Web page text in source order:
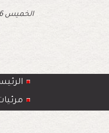
الخميس 6 أغسطس